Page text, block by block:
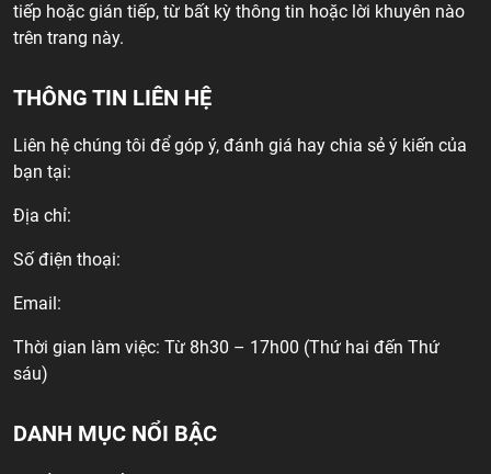
tiếp hoặc gián tiếp, từ bất kỳ thông tin hoặc lời khuyên nào
trên trang này.
THÔNG TIN LIÊN HỆ
Liên hệ chúng tôi để góp ý, đánh giá hay chia sẻ ý kiến của
bạn tại:
Địa chỉ:
Số điện thoại:
Email:
Thời gian làm việc: Từ 8h30 – 17h00 (Thứ hai đến Thứ
sáu)
DANH MỤC NỔI BẬC